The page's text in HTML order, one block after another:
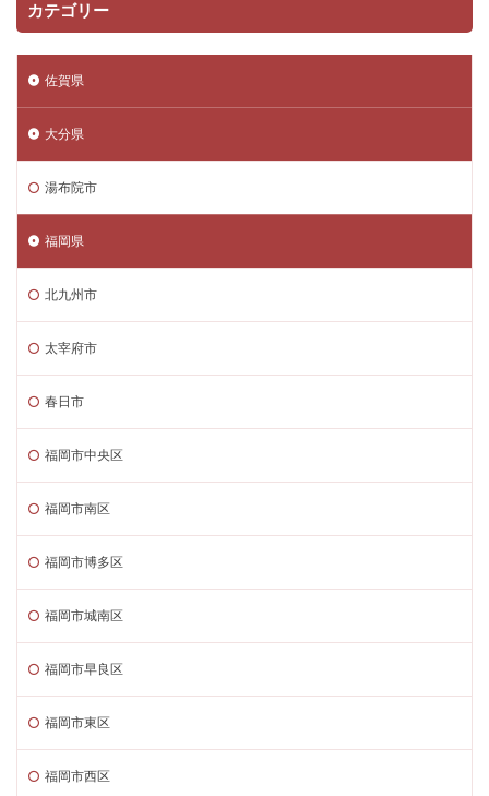
カテゴリー
佐賀県
大分県
湯布院市
福岡県
北九州市
太宰府市
春日市
福岡市中央区
福岡市南区
福岡市博多区
福岡市城南区
福岡市早良区
福岡市東区
福岡市西区